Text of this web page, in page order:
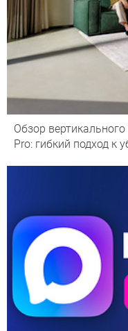
Обзор
Pro: гибкий подход к